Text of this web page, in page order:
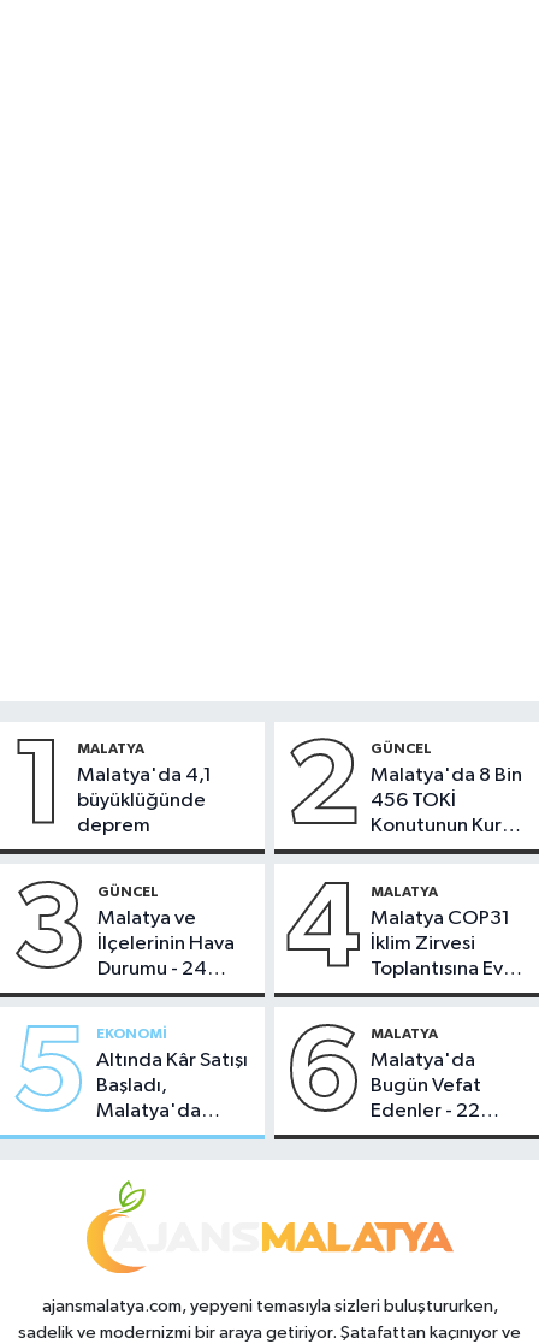
1 MALATYA
Malatya'da 4,1
büyüklüğünde
deprem
2 GÜNCEL
Malatya'da 8 Bin
456 TOKİ
Konutunun Kurası
Bugün Çekiliyor
3 GÜNCEL
Malatya ve
İlçelerinin Hava
Durumu - 24
Temmuz 2026
4 MALATYA
Malatya COP31
İklim Zirvesi
Toplantısına Ev
Sahipliği Yaptı
5 EKONOMI
Altında Kâr Satışı
Başladı,
Malatya'da
Makas Ne
6 MALATYA
Malatya'da
Bugün Vefat
Edenler - 22
Temmuz 2026
ajansmalatya.com, yepyeni temasıyla sizleri buluştururken,
sadelik ve modernizmi bir araya getiriyor. Şatafattan kaçınıyor ve